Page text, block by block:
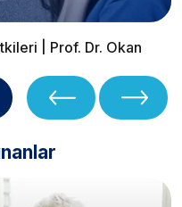
| Prof. Dr. Okan